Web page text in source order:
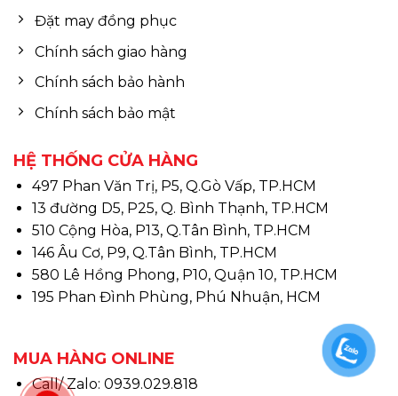
Đặt may đồng phục
Chính sách giao hàng
Chính sách bảo hành
Chính sách bảo mật
HỆ THỐNG CỬA HÀNG
497 Phan Văn Trị, P5, Q.Gò Vấp, TP.HCM
13 đường D5, P25, Q. Bình Thạnh, TP.HCM
510 Cộng Hòa, P13, Q.Tân Bình, TP.HCM
146 Âu Cơ, P9, Q.Tân Bình, TP.HCM
580 Lê Hồng Phong, P10, Quận 10, TP.HCM
195 Phan Đình Phùng, Phú Nhuận, HCM
MUA HÀNG ONLINE
Call/ Zalo: 0939.029.818